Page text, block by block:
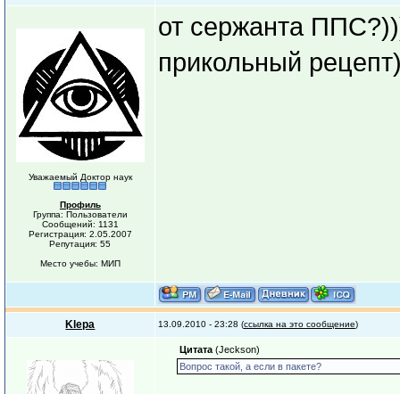
Уважаемый Доктор наук
Профиль
Группа: Пользователи
Сообщений: 1131
Регистрация: 2.05.2007
Репутация: 55
Место учебы: МИП
от сержанта
прикольный
Klepa 13.09.2010 - 23:28 (ссылка на это сообщение)
Цитата(Jeckson)
Вопрос такой, а если в пакете?